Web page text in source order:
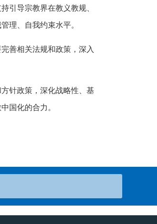
引导宗教界在教义教规、
理、自我约束水平。
善相关法规和政策，深入
针政策，深化战略性、基
国化的合力。